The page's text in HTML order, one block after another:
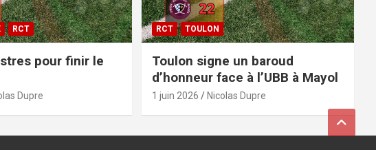
RCT
pour finir le
Dupre
RCT TOULON
Toulon signe un baroud
d’honneur face à l’UBB à Mayol
1 juin 2026 Nicolas Dupre